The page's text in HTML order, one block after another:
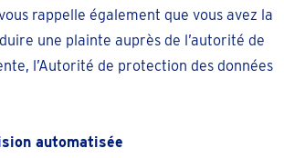
rappelle également que vous avez la
une plainte auprès de l’autorité de
l’Autorité de protection des données
automatisée